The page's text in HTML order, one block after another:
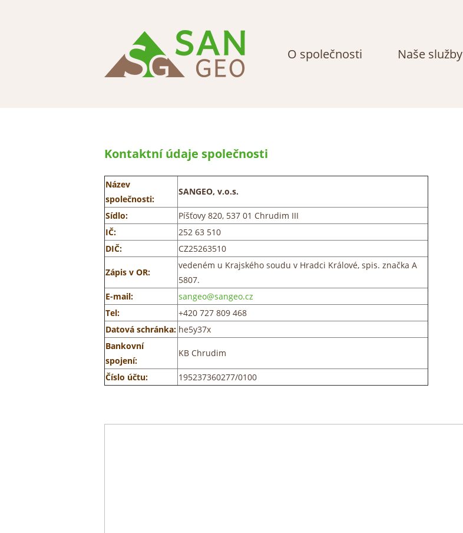
O společnosti Naše služby
Kontaktní údaje společnosti
Název
společnosti:
SANGEO, v.o.s.
Sídlo:
Píšťovy 820, 537 01 Chrudim III
IČ:
252 63 510
DIČ:
CZ25263510
Zápis v OR:
vedeném u Krajského soudu v Hradci Králové, spis. značka A
5807.
E-mail:
sangeo@sangeo.cz
Tel:
+420 727 809 468
Datová schránka: he5y37x
Bankovní
spojení:
KB Chrudim
Číslo účtu: 195237360277/0100